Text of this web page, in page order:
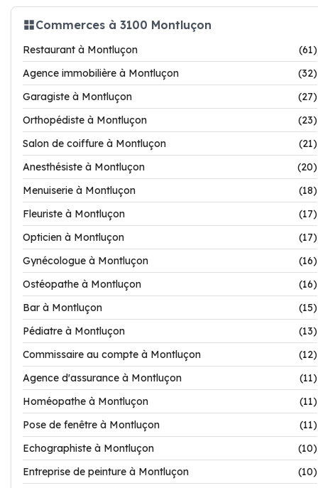
Commerces à 3100 Montluçon
Restaurant à Montluçon
(61)
Agence immobilière à Montluçon
(32)
Garagiste à Montluçon
(27)
Orthopédiste à Montluçon
(23)
Salon de coiffure à Montluçon
(21)
Anesthésiste à Montluçon
(20)
Menuiserie à Montluçon
(18)
Fleuriste à Montluçon
(17)
Opticien à Montluçon
(17)
Gynécologue à Montluçon
(16)
Ostéopathe à Montluçon
(16)
Bar à Montluçon
(15)
Pédiatre à Montluçon
(13)
Commissaire au compte à Montluçon
(12)
Agence d'assurance à Montluçon
(11)
Homéopathe à Montluçon
(11)
Pose de fenêtre à Montluçon
(11)
Echographiste à Montluçon
(10)
Entreprise de peinture à Montluçon
(10)